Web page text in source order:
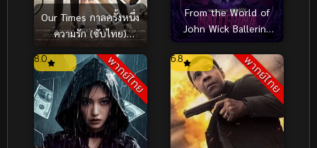
Our Times กาลครั้งหนึ่ง
ความรัก (ซับไทย)
From the World of
John Wick Ballerina
บัลเลรินา แค้นกว่านรก
(2025)
พากย์ไทย
8.0 พากย์ไทย
6.8